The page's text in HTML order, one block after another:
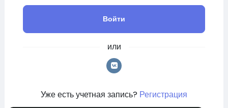
Войти
или
Уже есть учетная запись? Регистрация